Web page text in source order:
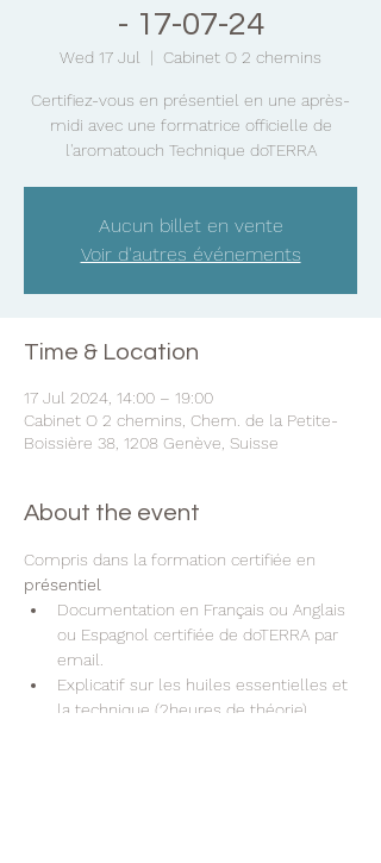
- 17-07-24
Wed 17 Jul
  |
Cabinet O 2 chemins
Certifiez-vous en présentiel en une après-
midi avec une formatrice officielle de
l'aromatouch Technique doTERRA
Aucun billet en vente
Voir d'autres événements
Time & Location
17 Jul 2024, 14:00 – 19:00
Cabinet O 2 chemins, Chem. de la Petite-
Boissière 38, 1208 Genève, Suisse
About the event
Compris dans la formation certifiée en
présentiel
Documentation en Français ou Anglais
ou Espagnol certifiée de doTERRA par
email.
Explicatif sur les huiles essentielles et
la technique (2heures de théorie)